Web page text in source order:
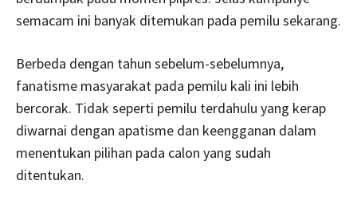
semacam ini banyak ditemukan pada pemilu sekarang.
Berbeda dengan tahun sebelum-sebelumnya,
fanatisme masyarakat pada pemilu kali ini lebih
bercorak. Tidak seperti pemilu terdahulu yang kerap
diwarnai dengan apatisme dan keengganan dalam
menentukan pilihan pada calon yang sudah
ditentukan.